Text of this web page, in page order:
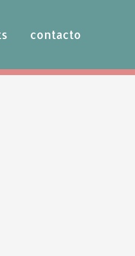
contacto